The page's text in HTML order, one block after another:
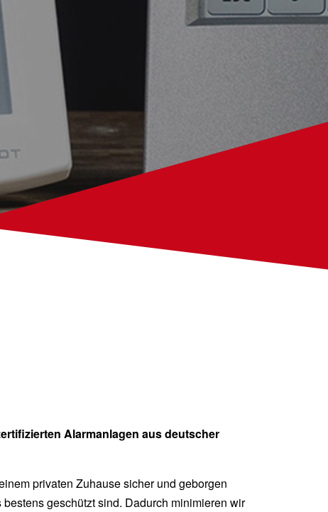
Alarmanlagen aus deutscher
privaten Zuhause sicher und geborgen
geschützt sind. Dadurch minimieren wir